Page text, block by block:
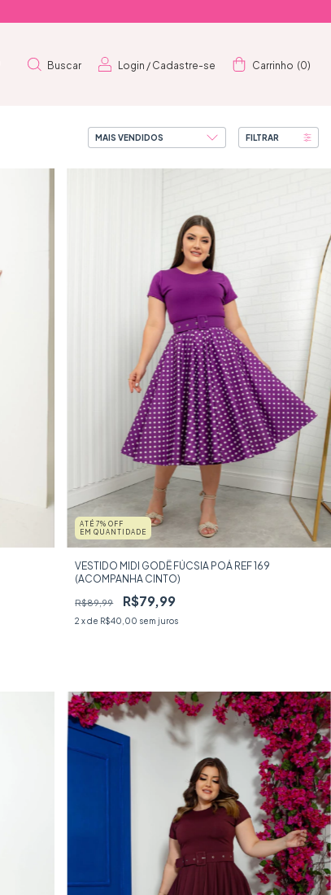
Buscar Login / Cadastre-se Carrinho (0)
FILTRAR
ATÉ 7% OFF
EM QUANTIDADE
VESTIDO MIDI GODÊ FÚCSIA POÁ REF 169
(ACOMPANHA CINTO)
R$89,99 R$79,99
2 x de R$40,00 sem juros